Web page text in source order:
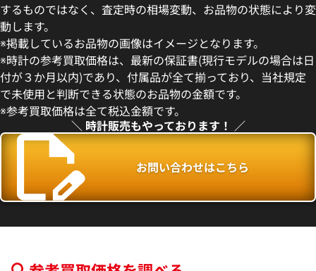
ロイヤル オーク
格
日時点の参考買取価格です
15400ST.OO.1220ST.02
参考買取価格
4,582,000円
※2025年10月9日時点の参考
するものではなく、査定時の相場変動、お品物の状態により変
動します。
※掲載しているお品物の画像はイメージとなります。
※時計の参考買取価格は、最新の保証書(現行モデルの場合は日
付が３か月以内)であり、付属品が全て揃っており、当社規定
で未使用と判断できる状態のお品物の金額です。
※参考買取価格は全て税込金額です。
＼ 時計販売もやっております！ ／
お問い合わせはこちら